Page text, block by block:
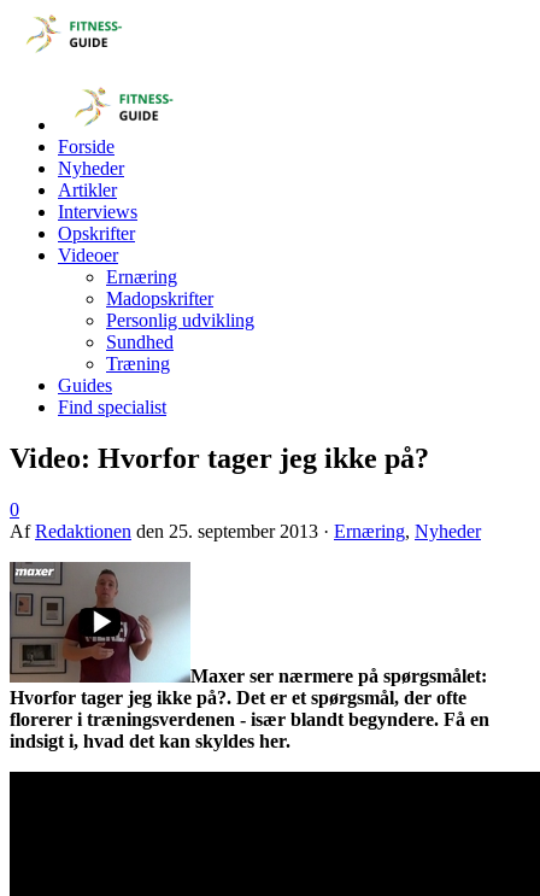
Forside
Nyheder
Artikler
Interviews
Opskrifter
Videoer
Ernæring
Madopskrifter
Personlig udvikling
Sundhed
Træning
Guides
Find specialist
Video: Hvorfor tager jeg ikke på?
0
AfRedaktionen den 25. september 2013 · Ernæring, Nyheder
Maxer ser nærmere på spørgsmålet:
Hvorfor tager jeg ikke på?. Det er et spørgsmål, der ofte
florerer i træningsverdenen - især blandt begyndere. Få en
indsigt i, hvad det kan skyldes her.